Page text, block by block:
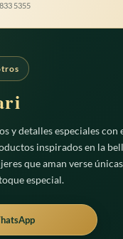
5355
y detalles especiales con
inspirados en la
que aman verse
especial.